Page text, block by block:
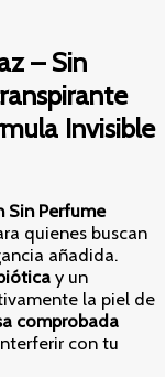
– Sin
Invisible
Sin Perfume
quienes buscan
añadida.
y un
la piel de
comprobada
con tu